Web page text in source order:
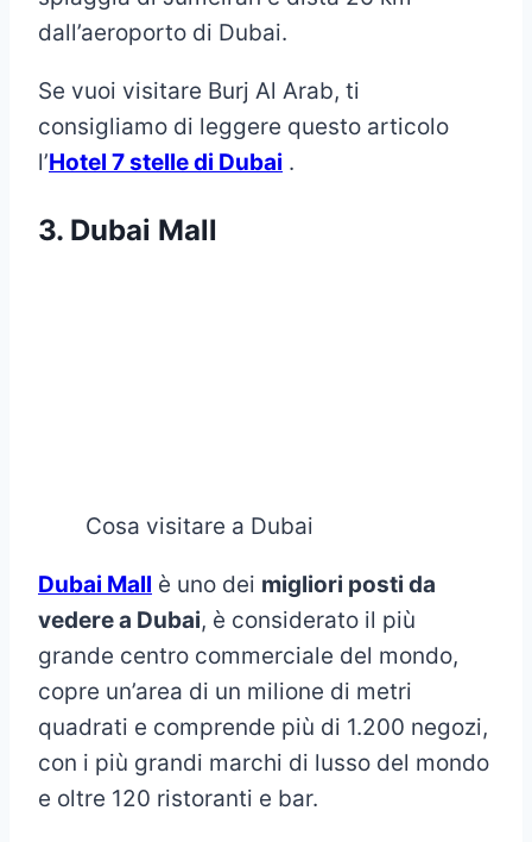
dall’aeroporto di Dubai.
Se vuoi visitare Burj Al Arab, ti
consigliamo di leggere questo articolo
l’Hotel 7 stelle di Dubai .
3. Dubai Mall
Cosa visitare a Dubai
Dubai Mall è uno dei migliori posti da
vedere a Dubai, è considerato il più
grande centro commerciale del mondo,
copre un’area di un milione di metri
quadrati e comprende più di 1.200 negozi,
con i più grandi marchi di lusso del mondo
e oltre 120 ristoranti e bar.